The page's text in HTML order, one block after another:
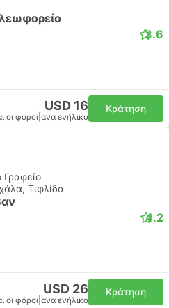
3.6
USD 16
οι φόροι ανα ενήλικα
Κράτηση
Γραφείο
Τιφλίδα
4.2
USD 26
οι φόροι ανα ενήλικα
Κράτηση